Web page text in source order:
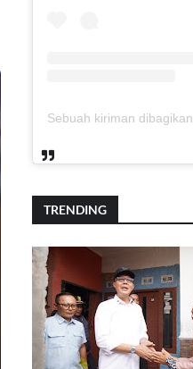
TRENDING